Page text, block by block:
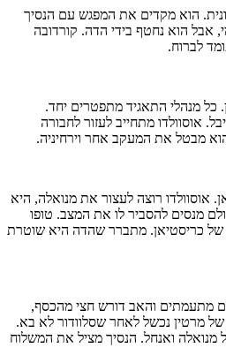
הוא מקדים את המפגש עם הנסיך
אבל הוא נחטף בידי הדה. קורדובה
לברוח.
כל מנהלי התאגיד מתפטרים יחד.
אוסוולדו מתחייב לעזור לחבורה
מבטל את המעקב אחר וירחיניה.
אוסוולדו רוצה לעצור את מנואלה, היא
מנסים להסביר לו את המצב. טופו
של כריסטיאן. מתברר שהדה היא שוטרת
מתעמתים והאב דורש חצי מהכסף,
מרטין נכשל לאחר שסלוודור לא בא.
מנואלה ואנחל. הנסיך מציל את המשלוח